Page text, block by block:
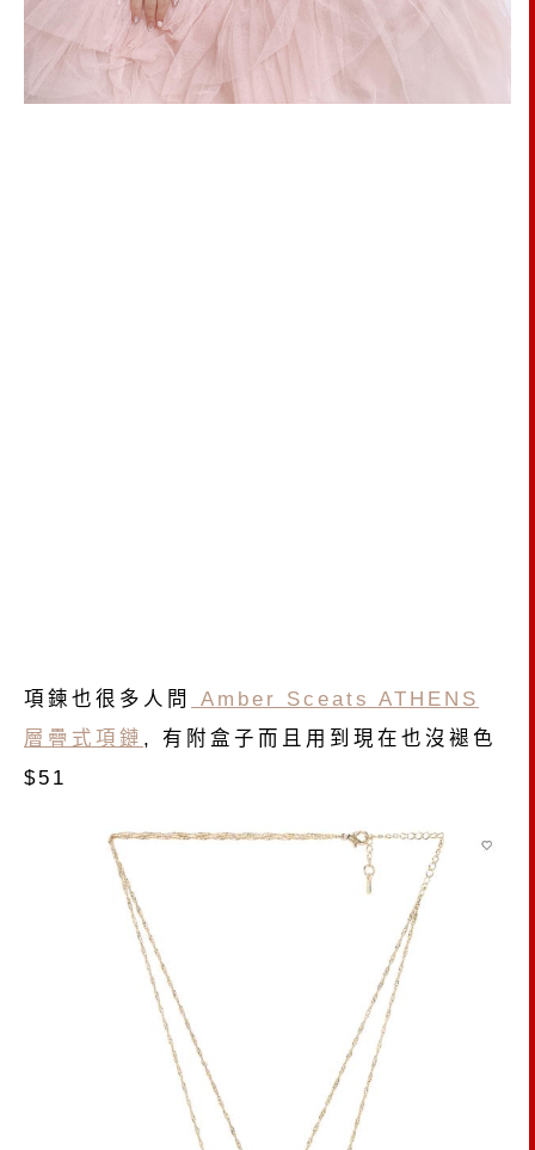
項鍊也很多人問
Amber Sceats ATHENS
層疊式項鏈 , 有附盒子而且用到現在也沒褪色
$51